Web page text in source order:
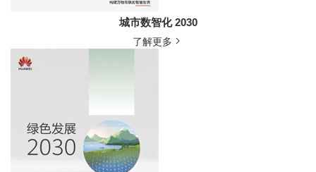
城市数智化 2030
了解更多